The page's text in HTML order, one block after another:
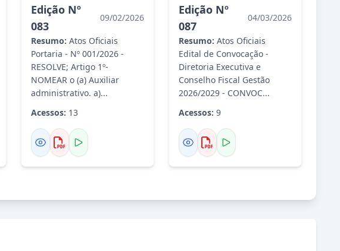
Edição Nº
083
09/02/2026
Resumo: Atos Oficiais
Portaria - Nº 001/2026 -
RESOLVE; Artigo 1º-
NOMEAR o (a) Auxiliar
administrativo. a)...
Acessos: 13
Edição Nº
087
04/03/2026
Resumo: Atos Oficiais
Edital de Convocação -
Diretoria Executiva e
Conselho Fiscal Gestão
2026/2029 - CONVOC...
Acessos: 9
Cancelar Enviar
Fechar